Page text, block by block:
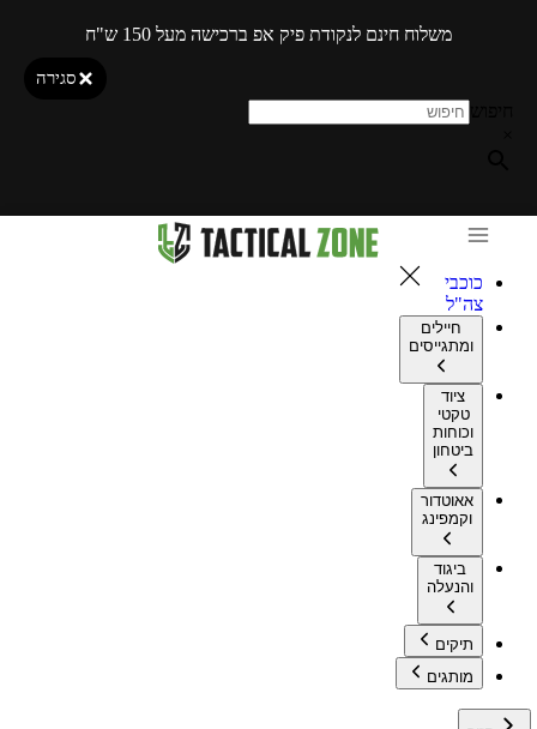
משלוח חינם לנקודת פיק אפ ברכישה מעל 150 ש"ח
סגירה
כוכבי
צה"ל
חיילים
ומתגייסים
ציוד
טקטי
וכוחות
ביטחון
אאוטדור
וקמפינג
ביגוד
והנעלה
תיקים
מותגים